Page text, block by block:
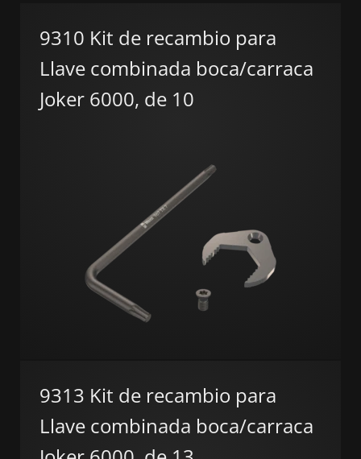
9310 Kit de recambio para
Llave combinada boca/carraca
Joker 6000, de 10
9313 Kit de recambio para
Llave combinada boca/carraca